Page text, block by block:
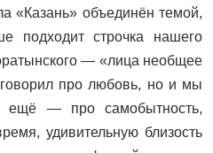
«Казань» объединён темой,
подходит строчка нашего
— «лица необщее
про любовь, но и мы
— про самобытность,
удивительную близость